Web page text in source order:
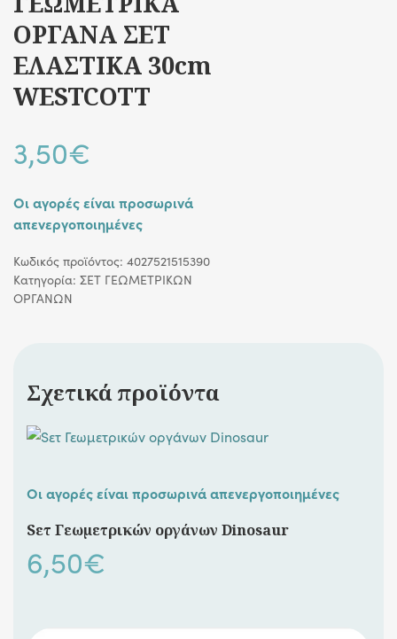
ΟΡΓΑΝΑ ΣΕΤ
ΕΛΑΣΤΙΚΑ 30cm
WESTCOTT
3,50€
Οι αγορές είναι προσωρινά
απενεργοποιημένες
Κωδικός προϊόντος: 4027521515390
Κατηγορία: ΣΕΤ ΓΕΩΜΕΤΡΙΚΩΝ
ΟΡΓΑΝΩΝ
Σχετικά προϊόντα
Οι αγορές είναι προσωρινά απενεργοποιημένες
Sετ Γεωμετρικών οργάνων Dinosaur
6,50€